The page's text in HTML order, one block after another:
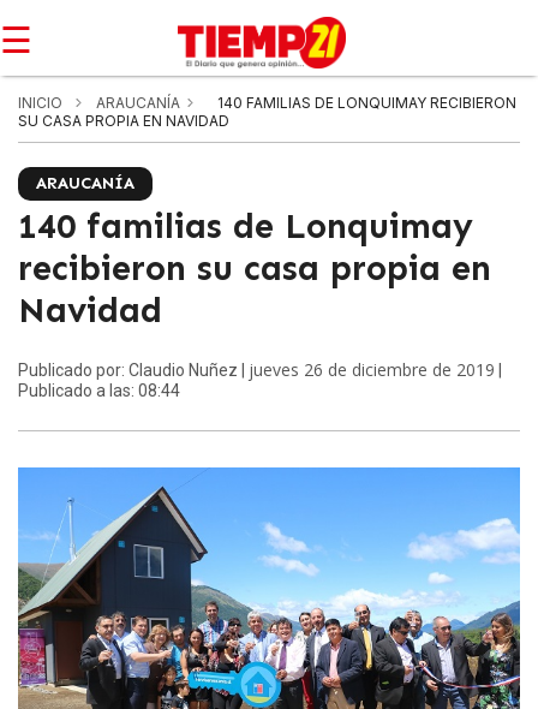
☰
INICIO ARAUCANÍA
140 FAMILIAS DE LONQUIMAY RECIBIERON
SU CASA PROPIA EN NAVIDAD
ARAUCANÍA
140 familias de Lonquimay
recibieron su casa propia en
Navidad
Publicado por: Claudio Nuñez | jueves 26 de diciembre de 2019
Publicado a las: 08:44